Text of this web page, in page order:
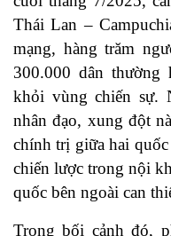
Thái Lan –
mạng, hàng trăm
300.000 dân thường
khỏi vùng chiến sự.
nhân đạo, xung đột
chính trị giữa hai
chiến lược trong nội
quốc bên ngoài can
Trong bối cảnh đó,